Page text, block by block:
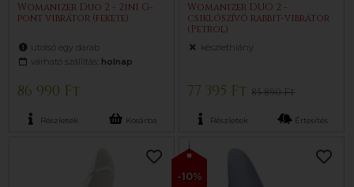
Womanizer Duo 2 - 2in1 G-
pont vibrátor (fekete)
utolsó egy darab
várható szállítás: holnap
86 990 Ft
Részletek Kosárba
Womanizer DUO 2 -
csiklószívó rabbit-vibrátor
(Petrol)
készlethiány
77 395 Ft85 890 Ft
Részletek Értesítés
-10%